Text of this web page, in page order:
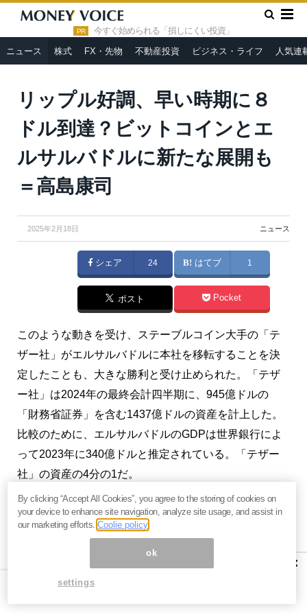
PR 今すぐ始められる「損しにくい投資」
ニュース 株式 FX・先物 不動産投資 ビジネス・ライフ 人気連
HOME » ニュース »
リップル好調、早い時期に８ドル到達？ビ
ットコインとエルサルバドルに新たな展開も＝高島康司
リップル好調、早い時期に８
ドル到達？ビットコインとエ
ルサルバドルに新たな展開も
＝高島康司
2025年2月18日 ニュース
シェア 24 はてブ 1
ポスト Pocket
このような動きを受け、ステーブルコイン大手の「テ
ザー社」がエルサルバドルに本社を移転することを決
定したことも、大きな勝利と受け止められた。「テザ
ー社」は2024年の最終会計四半期に、945億ドルの
「財務省証券」を含む1437億ドルの資産を計上した。
比較のために、エルサルバドルのGDPは世界銀行によ
って2023年に340億ドルと推定されている。「テザー
社」の資産の4分の1だ。
「テザー社」はエルサルバドルを拠点とする最大の企
業となり、他の暗号資産企業もこの国の先進的な暗号
って、それはキャリアの機会が増え、給与が上がり、
この国が独自の技術ハブになる可能性があることを意
×
By clicking “Accept All Cookies”, you agree to the storing of cookies on
your device to enhance site navigation, analyze site usage, and assist in
our marketing efforts.Coolie policy
ok
settings